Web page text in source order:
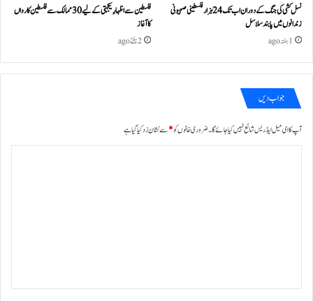
نسل کشی کی جنگ کے دوران اب تک 24ہزار فلسطینی صہیونی
زندانوں میں پابند سلاسل
1 ہفتہ ago
فلسطین سے اظہارِ یکجہتی کے لیے 30 ممالک سے فلسطین کارواں
کا آغاز
2 ہفتے ago
جواب دیں
آپ کا ای میل ایڈریس شائع نہیں کیا جائے گا۔ضروری خانوں کو*سے نشان زد کیا گیا ہے